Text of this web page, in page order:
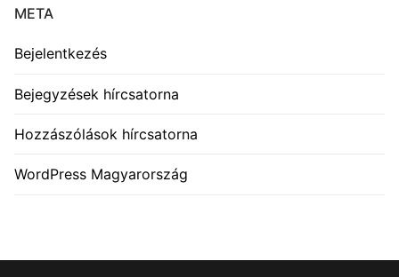
META
Bejelentkezés
Bejegyzések hírcsatorna
Hozzászólások hírcsatorna
WordPress Magyarország